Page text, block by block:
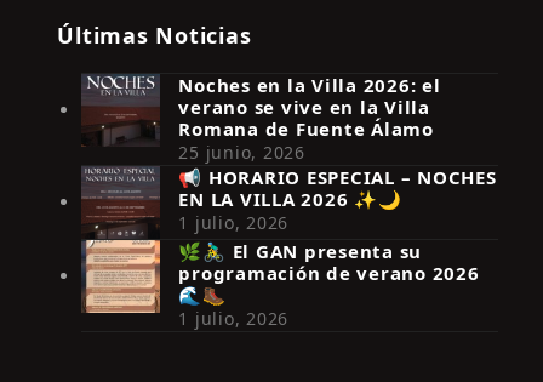
Síguenos en Instagram
Últimas Noticias
Noches en la Villa 2026: el
verano se vive en la Villa
Romana de Fuente Álamo
25 junio, 2026
📢 HORARIO ESPECIAL – NOCHES
EN LA VILLA 2026 ✨🌙
1 julio, 2026
🌿🚴‍♂️ El GAN presenta su
programación de verano 2026
🌊🥾
1 julio, 2026